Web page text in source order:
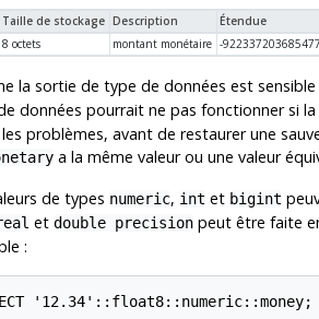
Taille de stockage Description Étendue
8 octets montant monétaire -
la sortie de type de données est
données pourrait ne pas fonctionner si
problèmes, avant de restaurer une
a la même valeur ou une valeur
de types numeric, int et bigint
et double precisionpeut être faite
:
'12.34'::float8::numeric::money;